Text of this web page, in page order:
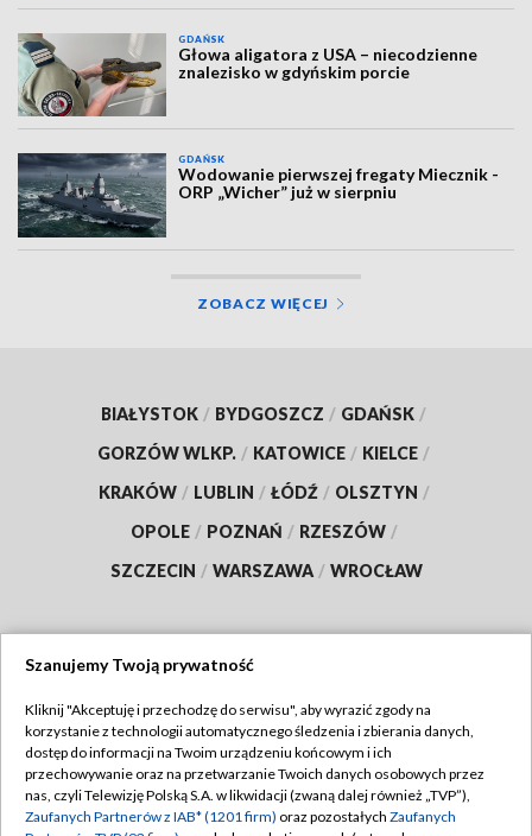
GDAŃSK
Głowa aligatora z USA – niecodzienne
znalezisko w gdyńskim porcie
GDAŃSK
Wodowanie pierwszej fregaty Miecznik -
ORP „Wicher” już w sierpniu
ZOBACZ WIĘCEJ
BIAŁYSTOK / BYDGOSZCZ / GDAŃSK /
GORZÓW WLKP. / KATOWICE / KIELCE /
KRAKÓW / LUBLIN / ŁÓDŹ / OLSZTYN /
OPOLE / POZNAŃ / RZESZÓW /
SZCZECIN / WARSZAWA / WROCŁAW
TVP
Abonament TVP
Emisja w TVP
Regulamin TVP
Polityka prywatności
Szanujemy Twoją prywatność
Kliknij "Akceptuję i przechodzę do serwisu", aby wyrazić zgody na
korzystanie z technologii automatycznego śledzenia i zbierania danych,
dostęp do informacji na Twoim urządzeniu końcowym i ich
przechowywanie oraz na przetwarzanie Twoich danych osobowych przez
nas, czyli Telewizję Polską S.A. w likwidacji (zwaną dalej również „TVP”),
Zaufanych Partnerów z IAB* (1201 firm) oraz pozostałych Zaufanych